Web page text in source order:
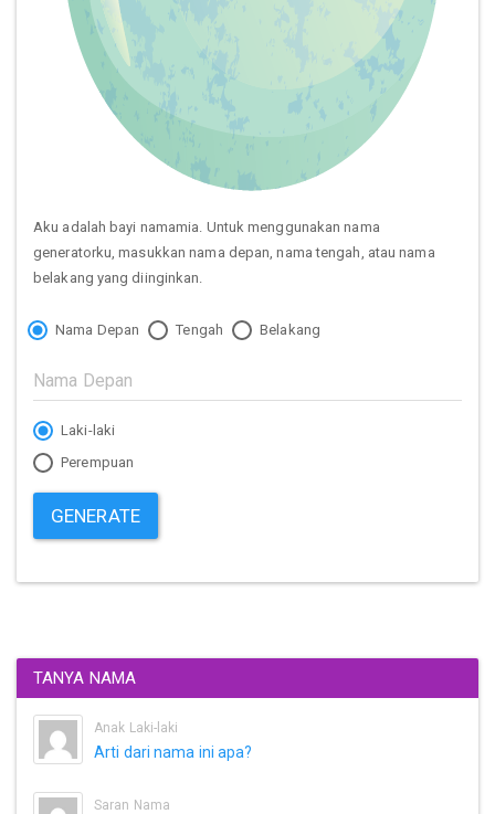
Aku adalah bayi namamia. Untuk menggunakan nama
generatorku, masukkan nama depan, nama tengah, atau nama
belakang yang diinginkan.
Nama Depan Tengah Belakang
Laki-laki
Perempuan
GENERATE
TANYA NAMA
Anak Laki-laki
Arti dari nama ini apa?
Saran Nama